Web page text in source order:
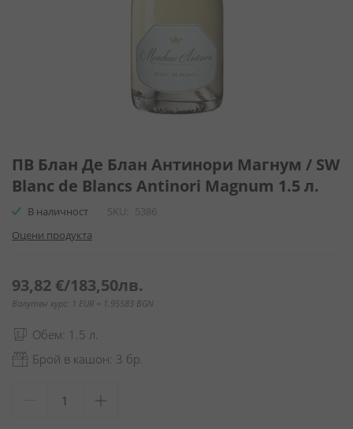
към
началото
на
галерия
снимки
ПВ Блан Де Блан Антинори Магнум / SW
Blanc de Blancs Antinori Magnum 1.5 л.
В наличност SKU
5386
Оцени продукта
93,82 €/183,50лв.
Валутен курс: 1 EUR = 1.95583 BGN
Обем: 1.5 л.
Брой в кашон: 3 бр.